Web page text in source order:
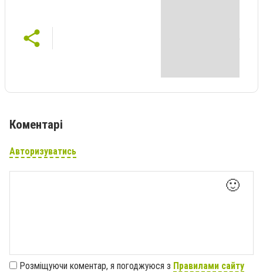
Коментарі
Авторизуватись
🙂
Розміщуючи коментар, я погоджуюся з Правилами сайту